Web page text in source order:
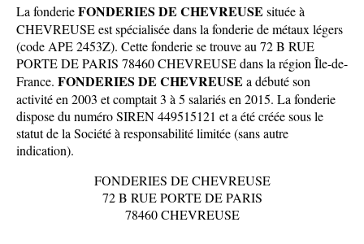
La fonderieFONDERIES DE CHEVREUSE située à
CHEVREUSE est spécialisée dans la fonderie de métaux légers
(code APE 2453Z). Cette fonderie se trouve au 72 B RUE
PORTE DE PARIS 78460 CHEVREUSE dans la région Île-de-
France. FONDERIES DE CHEVREUSE a débuté son
activité en 2003 et comptait 3 à 5 salariés en 2015. La fonderie
dispose du numéro SIREN 449515121 et a été créée sous le
statut de la Société à responsabilité limitée (sans autre
indication).
FONDERIES DE CHEVREUSE
72 B RUE PORTE DE PARIS
78460 CHEVREUSE